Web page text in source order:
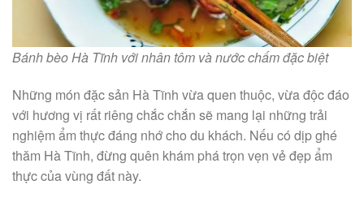
Bánh bèo Hà Tĩnh với nhân tôm và nước chấm đặc biệt
Những món đặc sản Hà Tĩnh vừa quen thuộc, vừa độc đáo
với hương vị rất riêng chắc chắn sẽ mang lại những trải
nghiệm ẩm thực đáng nhớ cho du khách. Nếu có dịp ghé
thăm Hà Tĩnh, đừng quên khám phá trọn vẹn vẻ đẹp ẩm
thực của vùng đất này.